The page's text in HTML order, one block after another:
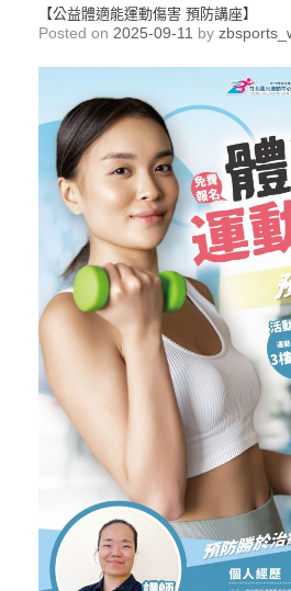
【公益體適能運動傷害 預防講座】
Posted on 2025-09-11 by